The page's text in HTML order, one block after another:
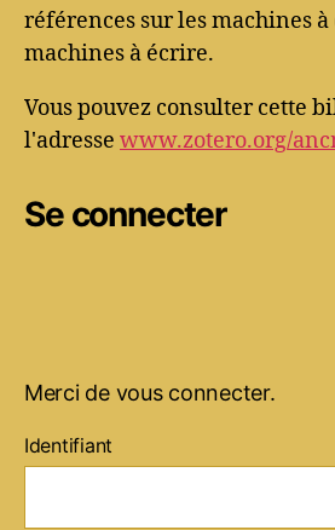
références sur les machines
machines à écrire.
Vous pouvez consulter cette
l'adresse www.zotero.org/
Se connecter
Merci de vous connecter.
Identifiant